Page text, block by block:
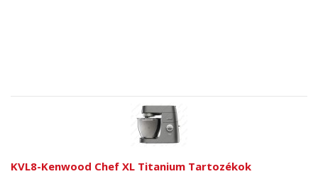
KVL8-Kenwood Chef XL Titanium Tartozékok